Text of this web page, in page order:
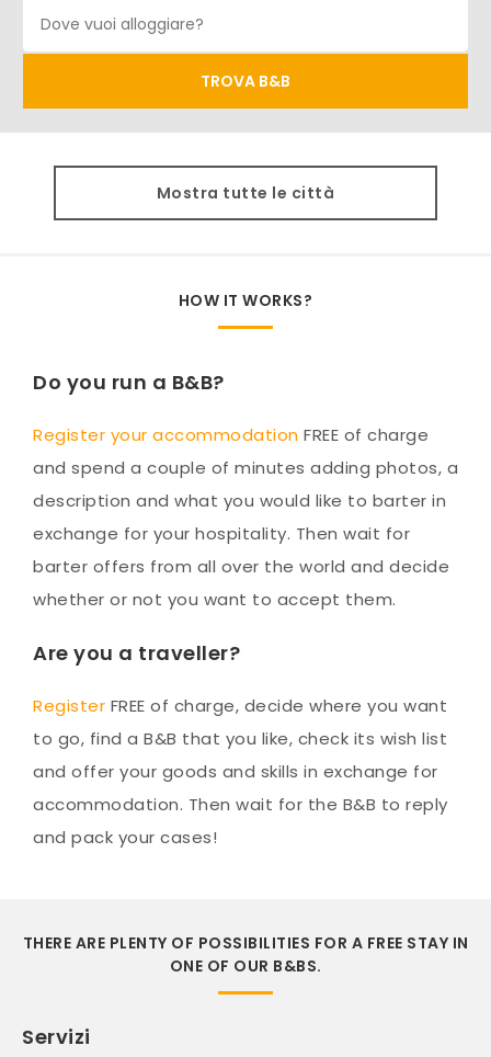
Mostra tutte le città
HOW IT WORKS?
Do you run a B&B?
Register your accommodation FREE of charge
and spend a couple of minutes adding photos, a
description and what you would like to barter in
exchange for your hospitality. Then wait for
barter offers from all over the world and decide
whether or not you want to accept them.
Are you a traveller?
Register FREE of charge, decide where you want
to go, find a B&B that you like, check its wish list
and offer your goods and skills in exchange for
accommodation. Then wait for the B&B to reply
and pack your cases!
THERE ARE PLENTY OF POSSIBILITIES FOR A FREE STAY IN
ONE OF OUR B&BS.
Servizi